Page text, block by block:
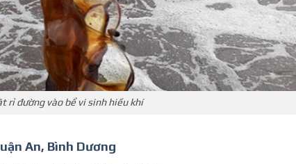
rỉ đường vào bể vi sinh hiếu khí
An, Bình Dương